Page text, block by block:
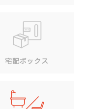
宅配ボックス